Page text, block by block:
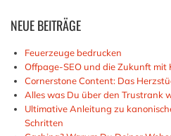
NEUEBEITRÄGE
Feuerzeuge bedrucken
Offpage-SEO und die Zukunft mit
Cornerstone Content: Das
Alles was Du über den Trustrank
Ultimative Anleitung zu
Schritten